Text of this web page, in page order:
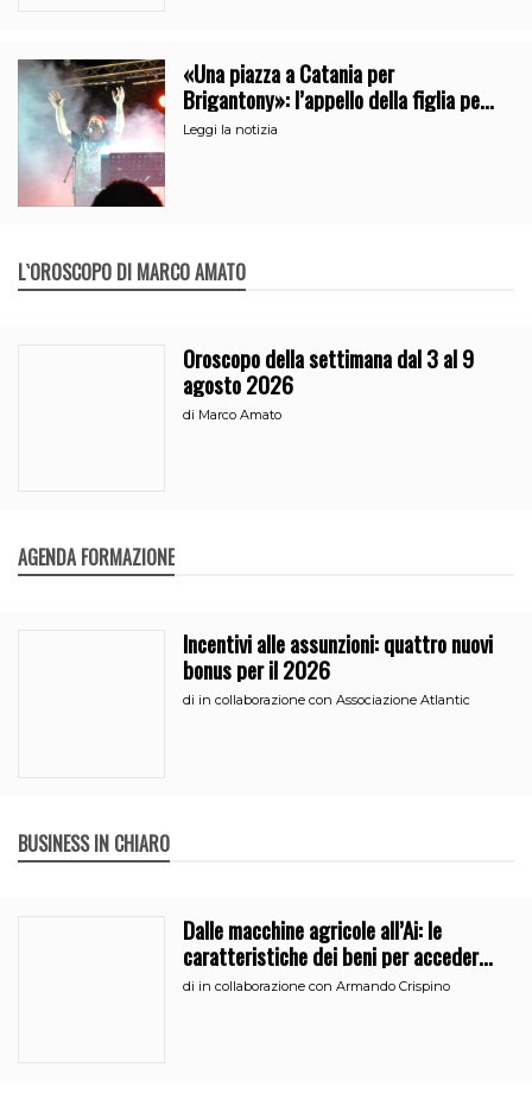
«Una piazza a Catania per
Brigantony»: l’appello della figlia per
la memoria del cantante popolare
Leggi la notizia
L`OROSCOPO DI MARCO AMATO
Oroscopo della settimana dal 3 al 9
agosto 2026
di Marco Amato
AGENDA FORMAZIONE
Incentivi alle assunzioni: quattro nuovi
bonus per il 2026
di in collaborazione con Associazione Atlantic
BUSINESS IN CHIARO
Dalle macchine agricole all’Ai: le
caratteristiche dei beni per accedere
all’iperammortamento
di in collaborazione con Armando Crispino